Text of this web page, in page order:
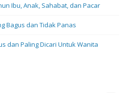
Ibu, Anak, Sahabat, dan Pacar
Bagus dan Tidak Panas
dan Paling Dicari Untuk Wanita